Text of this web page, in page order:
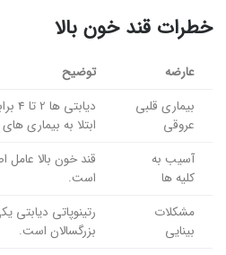
خطرات قند خون بالا
عارضه
توضیح
بیماری قلبی
عروقی
ابتلا به بیماری
آسیب به
کلیه ها
قند خون بالا عامل
است.
مشکلات
بینایی
رتینوپاتی دیابتی
بزرگسالان است.